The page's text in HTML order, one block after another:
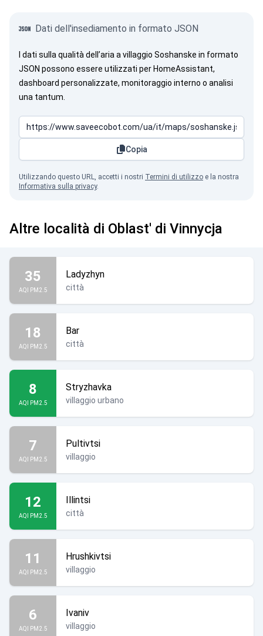
Dati dell'insediamento in formato JSON
I dati sulla qualità dell’aria a villaggio Soshanske in formato
JSON possono essere utilizzati per HomeAssistant,
dashboard personalizzate, monitoraggio interno o analisi
una tantum.
Copia
Utilizzando questo URL, accetti i nostri Termini di utilizzo e la nostra
Informativa sulla privacy.
Altre località di Oblast' di Vinnycja
35
AQI PM2.5
Ladyzhyn
città
18
AQI PM2.5
Bar
città
8
AQI PM2.5
Stryzhavka
villaggio urbano
7
AQI PM2.5
Pultivtsi
villaggio
12
AQI PM2.5
Illintsi
città
11
AQI PM2.5
Hrushkivtsi
villaggio
6
AQI PM2.5
Ivaniv
villaggio